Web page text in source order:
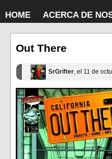
HOME ACERCA DE
Out There
SrGrifter, el 11 de